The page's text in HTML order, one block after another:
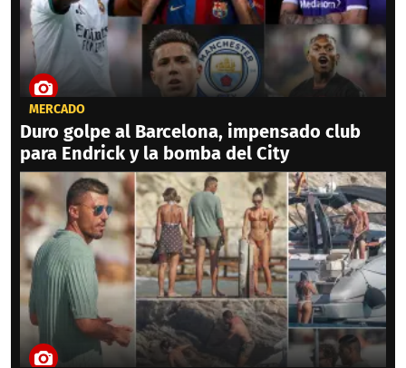
MERCADO
Duro golpe al Barcelona, impensado club
para Endrick y la bomba del City